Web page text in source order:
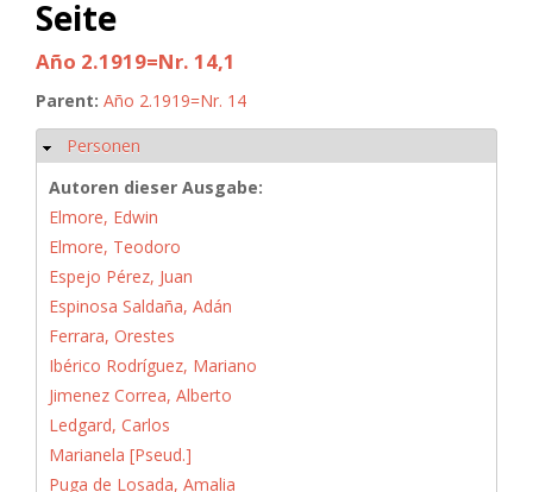
Seite
Año 2.1919=Nr. 14,1
Parent: Año 2.1919=Nr. 14
Hide
Personen
Autoren dieser Ausgabe:
Elmore, Edwin
Elmore, Teodoro
Espejo Pérez, Juan
Espinosa Saldaña, Adán
Ferrara, Orestes
Ibérico Rodríguez, Mariano
Jimenez Correa, Alberto
Ledgard, Carlos
Marianela [Pseud.]
Puga de Losada, Amalia